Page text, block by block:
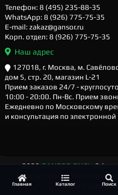
Главная Каталог Поиск
Телефон: 8 (495) 235-88-35
WhatsApp: 8 (926) 775-75-35
E-mail: zakaz@gansor.ru
Корп. отдел: 8 (926) 775-75-35
Наш адрес
127018, г. Москва, м.
дом 5, стр. 20, магазин L-21
Прием заказов 24/7 -
10:00 - 20:00. Пн-Вс. Прием
Ежедневно по Московскому
и консультация по
2026GANSOR.RU ™-
компьютерной техники и
любого уровня